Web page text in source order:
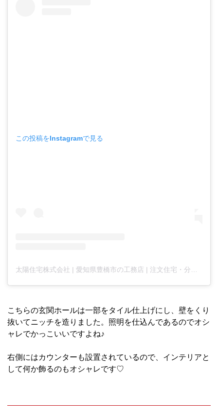
この投稿をInstagramで見る
こちらの玄関ホールは一部をタイル仕上げにし、壁をくり
抜いてニッチを造りました。照明を仕込んであるのでオシ
ャレでかっこいいですよね♪
右側にはカウンターも設置されているので、インテリアと
して何か飾るのもオシャレです♡